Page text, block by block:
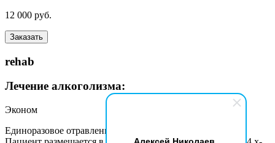
Алексей Николаев
12 000 руб.
Заказать
rehab
Лечение алкоголизма:
Эконом
Единоразовое отравление алкоголем - легкое похмелье.